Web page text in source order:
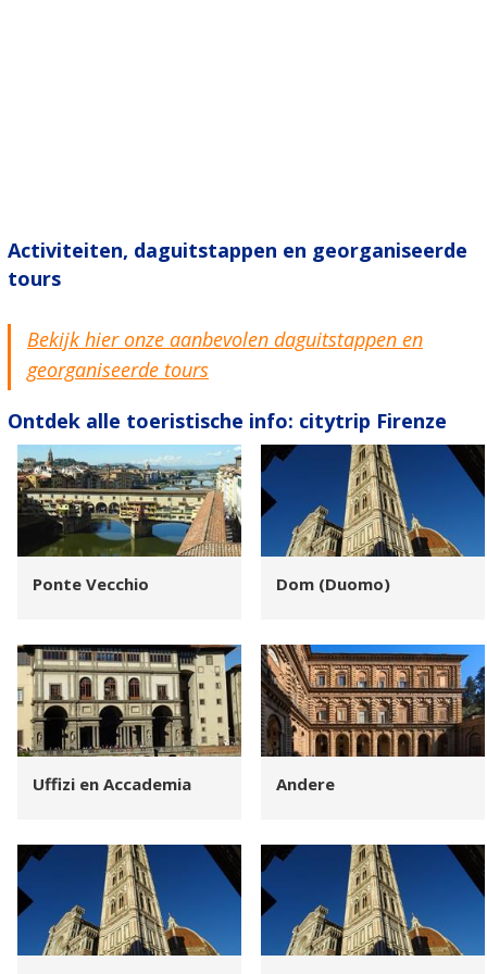
Activiteiten, daguitstappen en georganiseerde
tours
Bekijk hier onze aanbevolen daguitstappen en
georganiseerde tours
Ontdek alle toeristische info: citytrip Firenze
Ponte Vecchio Dom (Duomo)
Uffizi en Accademia Andere